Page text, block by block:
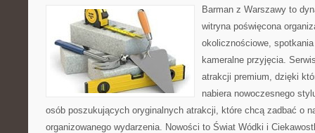
Barman z Warszawy to
witryna poświęcona
okolicznościowe,
kameralne przyjęcia.
atrakcji premium, dzięki
nabiera nowoczesnego
osób poszukujących oryginalnych atrakcji, które chcą zadbać o
organizowanego wydarzenia. Nowości to Świat Wódki i